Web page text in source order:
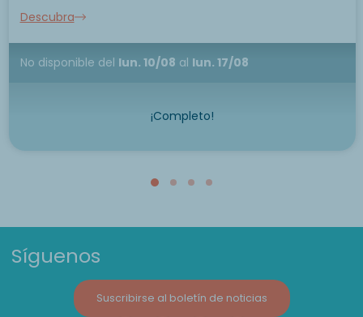
Descubra
No disponible del lun. 10/08 al lun. 17/08
¡Completo!
Síguenos
Suscribirse al boletín de noticias